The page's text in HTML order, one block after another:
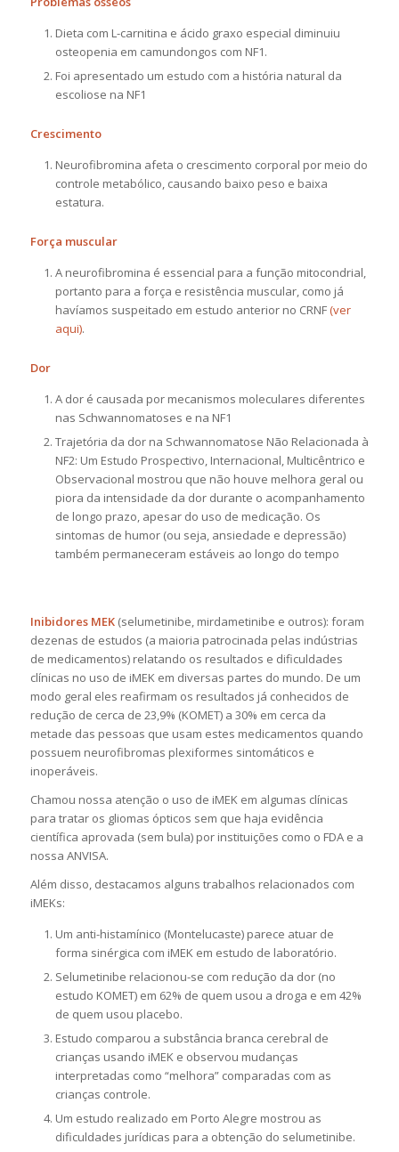
Dieta com L-carnitina e ácido graxo especial diminuiu
osteopenia em camundongos com NF1.
Foi apresentado um estudo com a história natural da
escoliose na NF1
Crescimento
Neurofibromina afeta o crescimento corporal por meio do
controle metabólico, causando baixo peso e baixa
estatura.
Força muscular
A neurofibromina é essencial para a função mitocondrial,
portanto para a força e resistência muscular, como já
havíamos suspeitado em estudo anterior no CRNF(ver
aqui).
Dor
A dor é causada por mecanismos moleculares diferentes
nas Schwannomatoses e na NF1
Trajetória da dor na Schwannomatose Não Relacionada à
NF2: Um Estudo Prospectivo, Internacional, Multicêntrico e
Observacional mostrou que não houve melhora geral ou
piora da intensidade da dor durante o acompanhamento
de longo prazo, apesar do uso de medicação. Os
sintomas de humor (ou seja, ansiedade e depressão)
também permaneceram estáveis ao longo do tempo
Inibidores MEK(selumetinibe, mirdametinibe e outros): foram
dezenas de estudos (a maioria patrocinada pelas indústrias
de medicamentos) relatando os resultados e dificuldades
clínicas no uso de iMEK em diversas partes do mundo. De um
modo geral eles reafirmam os resultados já conhecidos de
redução de cerca de 23,9% (KOMET) a 30% em cerca da
metade das pessoas que usam estes medicamentos quando
possuem neurofibromas plexiformes sintomáticos e
inoperáveis.
Chamou nossa atenção o uso de iMEK em algumas clínicas
para tratar os gliomas ópticos sem que haja evidência
científica aprovada (sem bula) por instituições como o FDA e a
nossa ANVISA.
Além disso, destacamos alguns trabalhos relacionados com
iMEKs:
Um anti-histamínico (Montelucaste) parece atuar de
forma sinérgica com iMEK em estudo de laboratório.
Selumetinibe relacionou-se com redução da dor (no
estudo KOMET) em 62% de quem usou a droga e em 42%
de quem usou placebo.
Estudo comparou a substância branca cerebral de
crianças usando iMEK e observou mudanças
interpretadas como “melhora” comparadas com as
crianças controle.
Um estudo realizado em Porto Alegre mostrou as
dificuldades jurídicas para a obtenção do selumetinibe.